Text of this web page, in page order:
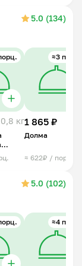
5.0 (134)
0,8 кг
≈3 порц.
1 865 ₽
Долма
≈ 622₽ / порц.
5.0 (102)
≈4 порц.